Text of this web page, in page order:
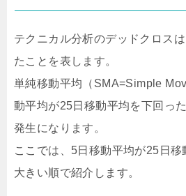
テクニカル分析のデッドクロス
たことを表します。
単純移動平均（SMA=Simple
動平均が25日移動平均を下回っ
発生になります。
ここでは、5日移動平均が25日
大きい順で紹介します。